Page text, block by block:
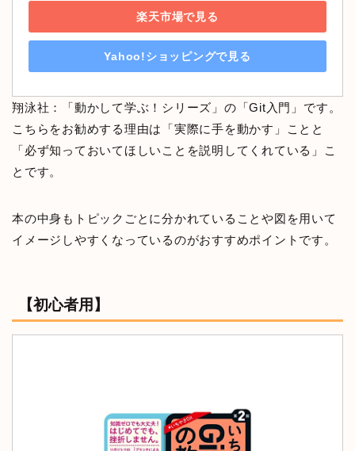
楽天市場で見る
Yahoo!ショッピングで見る
翔泳社：「動かして学ぶ！シリーズ」の「Git入門」です。
こちらをお勧めする理由は「実際に手を動かす」ことと
「必ず知っておいてほしいことを説明してくれている」こ
とです。
本の中身もトピックごとに分かれていることや図を用いて
イメージしやすくなっているのがおすすめポイントです。
【初心者用】